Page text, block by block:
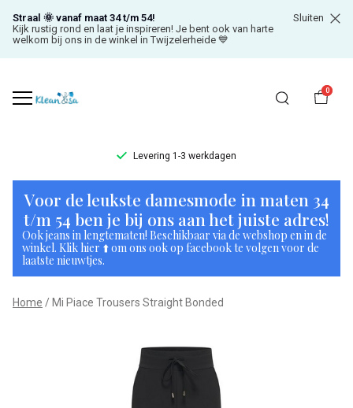
Straal 🌞 vanaf maat 34 t/m 54!
Kijk rustig rond en laat je inspireren! Je bent ook van harte
welkom bij ons in de winkel in Twijzelerheide 💙
Sluiten
0
Levering 1-3 werkdagen
Mi
Piace
Trousers
Straight
Bonded
Voor de leukste damesmode in maten 34
t/m 54 ben je bij ons aan het juiste adres!
Ook jeans in lengtematen! Beschikbaar via de webshop en in de
winkel. Klik hier ⬆️ om ons ook op facebook te volgen voor de
laatste nieuwtjes.
Home Mi Piace Trousers Straight Bonded